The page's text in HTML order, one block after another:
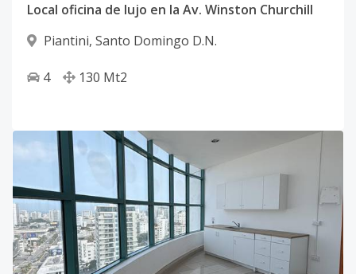
Local oficina de lujo en la Av. Winston Churchill
Piantini, Santo Domingo D.N.
4 130 Mt2